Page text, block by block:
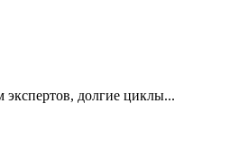
экспертов, долгие циклы...